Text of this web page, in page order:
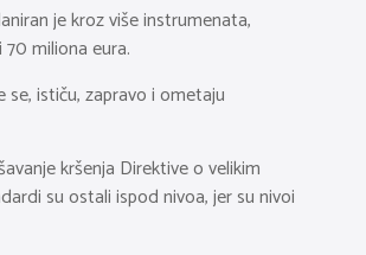
je kroz više instrumenata,
miliona eura.
ističu, zapravo i ometaju
kršenja Direktive o velikim
su ostali ispod nivoa, jer su nivoi